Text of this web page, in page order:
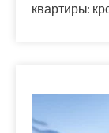
квартиры: